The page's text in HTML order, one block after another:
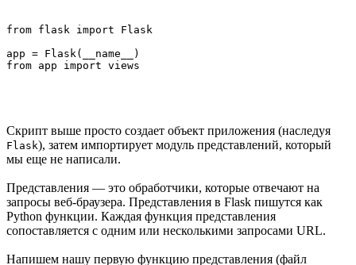
from flask import Flask
app = Flask(__name__)
Скрипт выше просто создает объект приложения (наследуя
Flask), затем импортирует модуль представлений, который
мы еще не написали.
Представления — это обработчики, которые отвечают на
запросы веб-браузера. Представления в Flask пишутся как
Python функции. Каждая функция представления
сопоставляется с одним или несколькими запросами URL.
Напишем нашу первую функцию представления (файл